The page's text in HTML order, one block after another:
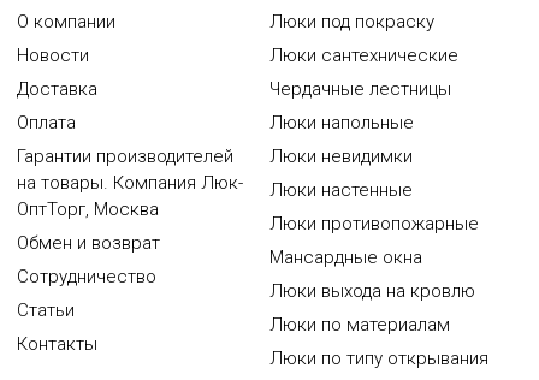
О компании
Новости
Доставка
Оплата
Гарантии производителей
на товары. Компания Люк-
ОптТорг, Москва
Обмен и возврат
Сотрудничество
Статьи
Контакты
Люки под покраску
Люки сантехнические
Чердачные лестницы
Люки напольные
Люки невидимки
Люки настенные
Люки противопожарные
Мансардные окна
Люки выхода на кровлю
Люки по материалам
Люки по типу открывания